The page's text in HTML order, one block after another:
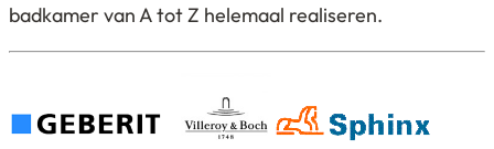
badkamer van A tot Z helemaal realiseren.